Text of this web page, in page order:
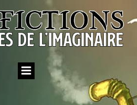
au
contenu